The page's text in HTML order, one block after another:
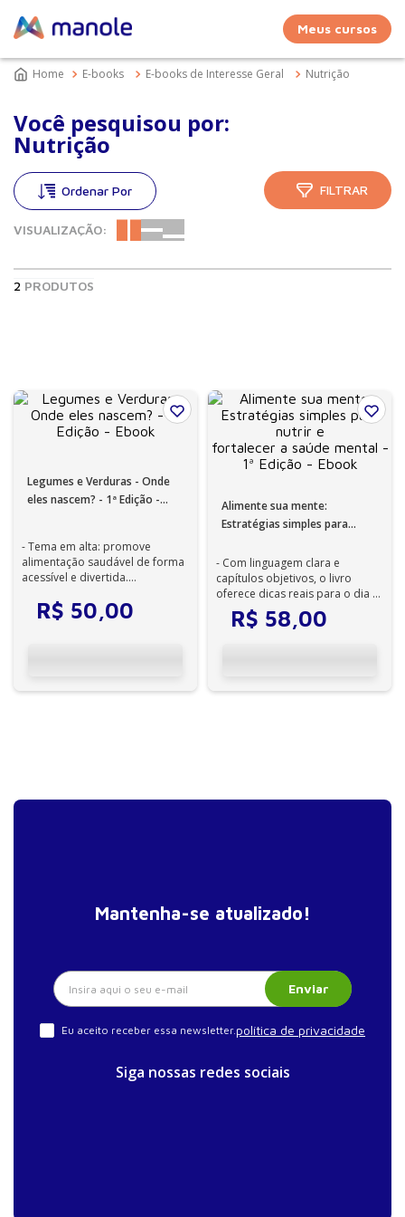
Meus cursos
E-books E-books de Interesse Geral Nutrição
Você pesquisou por:
Nutrição
VISUALIZAÇÃO:
FILTRAR
2 PRODUTOS
Legumes e Verduras - Onde
eles nascem? - 1ª Edição -
- Tema em alta: promove
alimentação saudável de forma
acessível e divertida.
narrativa, bri...
R$ 50,00
Alimente sua mente:
Estratégias simples para
fortalecer a saúde mental - 1ª
Edição - Ebook
- Com linguagem clara e
capítulos objetivos, o livro
oferece dicas reais para o dia a
dia: como organizar suas
refeições...
R$ 58,00
Mantenha-se atualizado!
Enviar
Eu aceito receber essa newsletter.política de privacidade
Siga nossas redes sociais